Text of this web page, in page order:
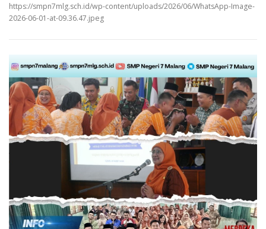
https://smpn7mlg.sch.id/wp-content/uploads/2026/06/WhatsApp-Image-
2026-06-01-at-09.36.47.jpeg